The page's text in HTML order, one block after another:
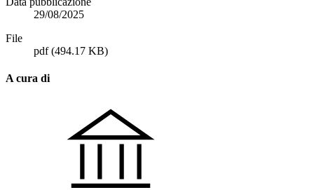
29/08/2025
File
pdf(494.17 KB)
A cura di